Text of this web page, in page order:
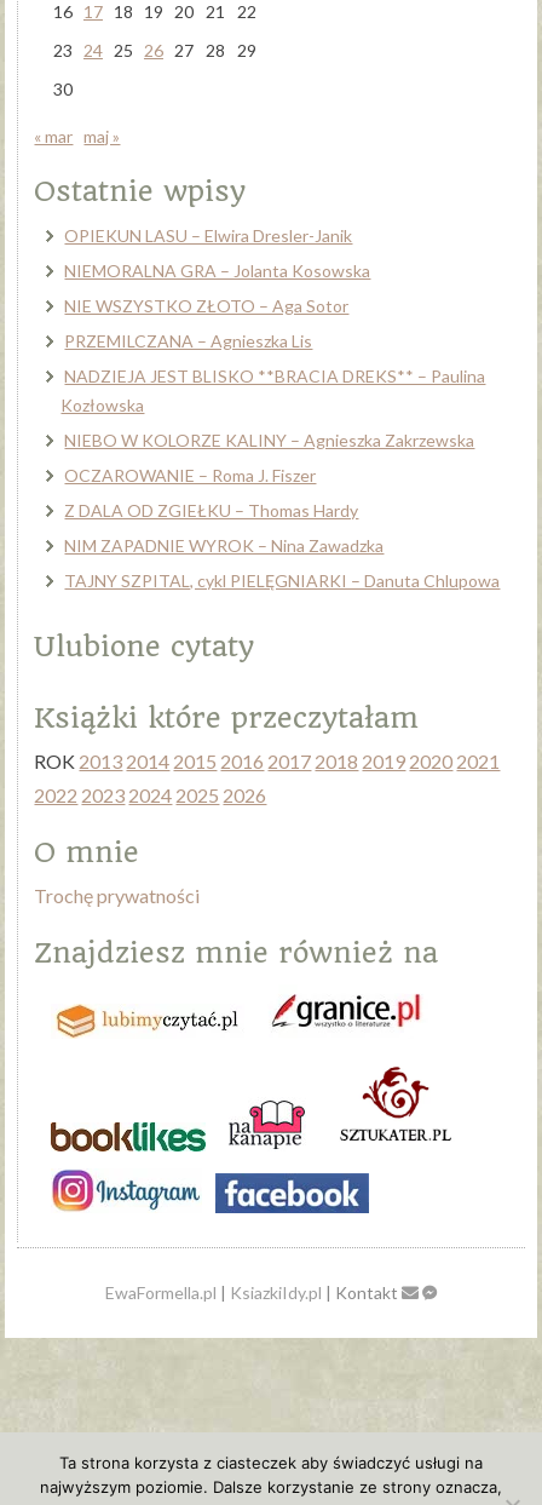
16 17 18 19 20 21
22
23
24 25 26 27 28
29
30
« mar maj »
Ostatnie wpisy
OPIEKUN LASU – Elwira Dresler-Janik
NIEMORALNA GRA – Jolanta Kosowska
NIE WSZYSTKO ZŁOTO – Aga Sotor
PRZEMILCZANA – Agnieszka Lis
NADZIEJA JEST BLISKO **BRACIA DREKS** – Paulina
Kozłowska
NIEBO W KOLORZE KALINY – Agnieszka Zakrzewska
OCZAROWANIE – Roma J. Fiszer
Z DALA OD ZGIEŁKU – Thomas Hardy
NIM ZAPADNIE WYROK – Nina Zawadzka
TAJNY SZPITAL, cykl PIELĘGNIARKI – Danuta Chlupowa
Ulubione cytaty
Książki które przeczytałam
ROK 2013 2014 2015 2016 2017 2018 2019 2020 2021
2022 2023 2024 2025 2026
O mnie
Trochę prywatności
Znajdziesz mnie również na
EwaFormella.pl | KsiazkiIdy.pl | Kontakt
Ta strona korzysta z ciasteczek aby świadczyć usługi na
najwyższym poziomie. Dalsze korzystanie ze strony oznacza,